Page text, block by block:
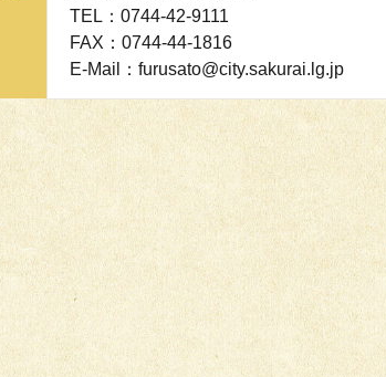
TEL：0744-42-9111
FAX：0744-44-1816
E-Mail：furusato@city.sakurai.lg.jp